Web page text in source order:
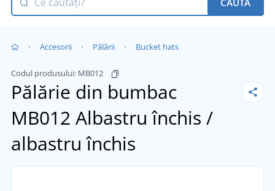
CAUTĂ
Accesorii Pălării Bucket hats
Codul produsului: MB012
Pălărie din bumbac
MB012 Albastru închis /
albastru închis